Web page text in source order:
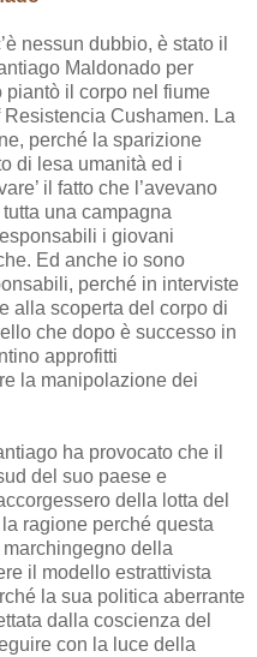
nessun dubbio, è stato il
Maldonado per
il corpo nel fiume
Cushamen. La
perché la sparizione
di lesa umanità ed i
il fatto che l’avevano
una campagna
i giovani
Ed anche io sono
perché in interviste
alla scoperta del corpo di
che dopo è successo in
approfitti
la manipolazione dei
ha provocato che il
del suo paese e
della lotta del
ragione perché questa
della
il modello estrattivista
la sua politica aberrante
dalla coscienza del
con la luce della